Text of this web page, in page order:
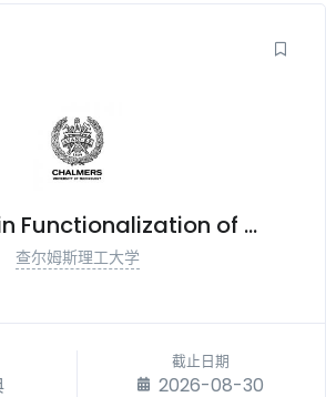
Functionalization of ...
查尔姆斯理工大学
截止日期
2026-08-30